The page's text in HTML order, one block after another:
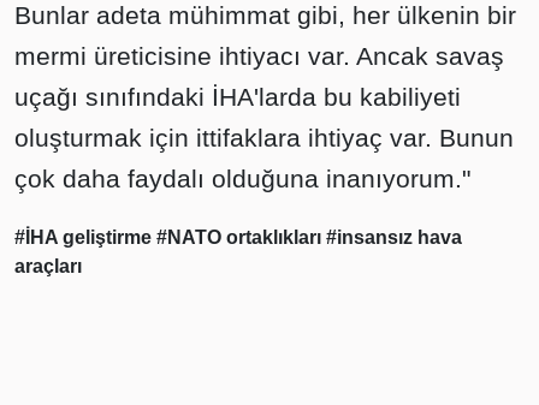
Bunlar adeta mühimmat gibi, her ülkenin bir
mermi üreticisine ihtiyacı var. Ancak savaş
uçağı sınıfındaki İHA'larda bu kabiliyeti
oluşturmak için ittifaklara ihtiyaç var. Bunun
çok daha faydalı olduğuna inanıyorum."
#İHA geliştirme #NATO ortaklıkları #insansız hava
araçları